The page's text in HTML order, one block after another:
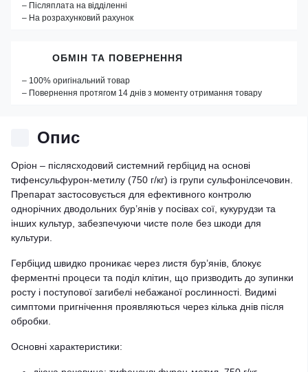
Опис
Оріон – післясходовий системний гербіцид на основі
тифенсульфурон-метилу (750 г/кг) із групи сульфонілсечовин.
Препарат застосовується для ефективного контролю
однорічних дводольних бур’янів у посівах сої, кукурудзи та
інших культур, забезпечуючи чисте поле без шкоди для
культури.
Гербіцид швидко проникає через листя бур’янів, блокує
ферментні процеси та поділ клітин, що призводить до зупинки
росту і поступової загибелі небажаної рослинності. Видимі
симптоми пригнічення проявляються через кілька днів після
обробки.
Основні характеристики:
– Післяплата на відділенні
– На розрахунковий рахунок
ОБМІН ТА ПОВЕРНЕННЯ
– 100% оригінальний товар
– Повернення протягом 14 днів з моменту отримання товару